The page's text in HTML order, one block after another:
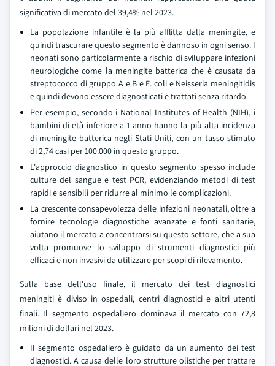
significativa di mercato del 39,4% nel 2023.
La popolazione infantile è la più afflitta dalla meningite, e
quindi trascurare questo segmento è dannoso in ogni senso. I
neonati sono particolarmente a rischio di sviluppare infezioni
neurologiche come la meningite batterica che è causata da
streptococco di gruppo A e B e E. coli e Neisseria meningitidis
e quindi devono essere diagnosticati e trattati senza ritardo.
Per esempio, secondo i National Institutes of Health (NIH), i
bambini di età inferiore a 1 anno hanno la più alta incidenza
di meningite batterica negli Stati Uniti, con un tasso stimato
di 2,74 casi per 100.000 in questo gruppo.
L'approccio diagnostico in questo segmento spesso include
culture del sangue e test PCR, evidenziando metodi di test
rapidi e sensibili per ridurre al minimo le complicazioni.
La crescente consapevolezza delle infezioni neonatali, oltre a
fornire tecnologie diagnostiche avanzate e fonti sanitarie,
aiutano il mercato a concentrarsi su questo settore, che a sua
volta promuove lo sviluppo di strumenti diagnostici più
efficaci e non invasivi da utilizzare per scopi di rilevamento.
Sulla base dell'uso finale, il mercato dei test diagnostici
meningiti è diviso in ospedali, centri diagnostici e altri utenti
finali. Il segmento ospedaliero dominava il mercato con 72,8
milioni di dollari nel 2023.
Il segmento ospedaliero è guidato da un aumento dei test
diagnostici. A causa delle loro strutture olistiche per trattare